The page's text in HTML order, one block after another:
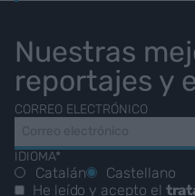
Nuestras
reportajes y
CORREO ELECTRÓNICO
IDIOMA*
Catalán
Castellano
He leído y acepto el